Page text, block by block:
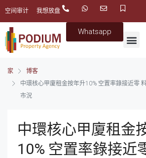
空间审计 我想放盘
Whatsapp
家
博客
中環核心甲廈租金按年升10% 空置率錄接近零
市況
中環核心甲廈租金
10% 空置率錄接近